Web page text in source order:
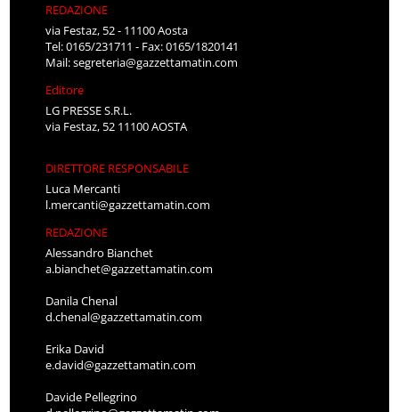
REDAZIONE
via Festaz, 52 - 11100 Aosta
Tel: 0165/231711 - Fax: 0165/1820141
Mail:segreteria@gazzettamatin.com
Editore
LG PRESSE S.R.L.
via Festaz, 52 11100 AOSTA
DIRETTORE RESPONSABILE
Luca Mercanti
l.mercanti@gazzettamatin.com
REDAZIONE
Alessandro Bianchet
a.bianchet@gazzettamatin.com
Danila Chenal
d.chenal@gazzettamatin.com
Erika David
e.david@gazzettamatin.com
Davide Pellegrino